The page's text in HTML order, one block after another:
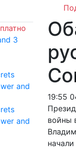
19:55
войны
3
and
and